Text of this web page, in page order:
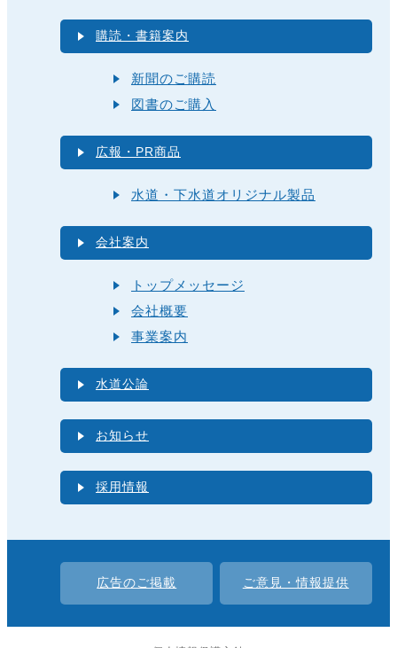
購読・書籍案内
新聞のご購読
図書のご購入
広報・PR商品
水道・下水道オリジナル製品
会社案内
トップメッセージ
会社概要
事業案内
水道公論
お知らせ
採用情報
広告のご掲載 ご意見・情報提供